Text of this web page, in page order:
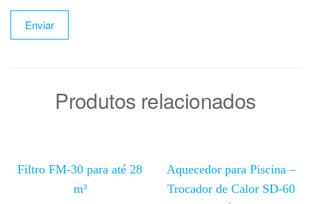
Produtos relacionados
Filtro FM-30 para até 28
m³
Aquecedor para Piscina –
Trocador de Calor SD-60